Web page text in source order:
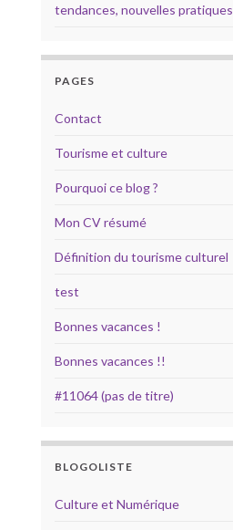
tendances, nouvelles pratiques
PAGES
Contact
Tourisme et culture
Pourquoi ce blog ?
Mon CV résumé
Définition du tourisme culturel
test
Bonnes vacances !
Bonnes vacances !!
#11064 (pas de titre)
BLOGOLISTE
Culture et Numérique